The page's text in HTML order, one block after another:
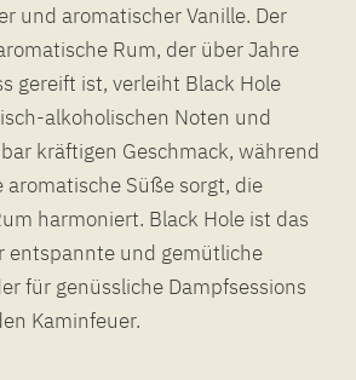
und aromatischer Vanille. Der
Rum, der über Jahre
gereift ist, verleiht Black Hole
alkoholischen Noten und
kräftigen Geschmack, während
aromatische Süße sorgt, die
harmoniert. Black Hole ist das
entspannte und gemütliche
für genüssliche Dampfsessions
Kaminfeuer.